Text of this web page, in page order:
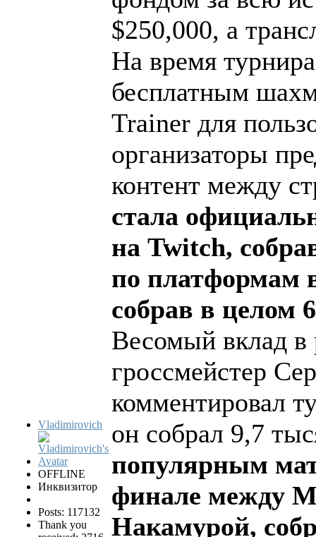
Vladimirovich
OFFLINE
Инквизитор
Posts: 117132
Thank you
$250,000, а
На время
бесплатным
Trainer для
организаторы
контент между
стала
на Twitch,
по платформам
собрав в целом
Весомый вклад в
гроссмейстер
комментировал
он собрал 9,7
популярным
финале между
Накамурой,